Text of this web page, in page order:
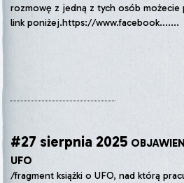
rozmowę z jedną z tych osób możecie
link poniżej.https://www.facebook.......
#27 sierpnia 2025
UFO
/fragment książki o UFO, nad którą